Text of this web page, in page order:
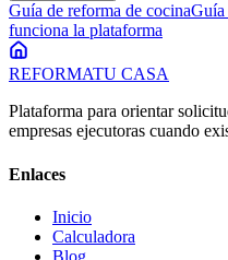
Guía de reforma de cocinaGuía
funciona la plataforma
REFORMATU CASA
Plataforma para orientar
empresas ejecutoras cuando
Enlaces
Inicio
Calculadora
Blog